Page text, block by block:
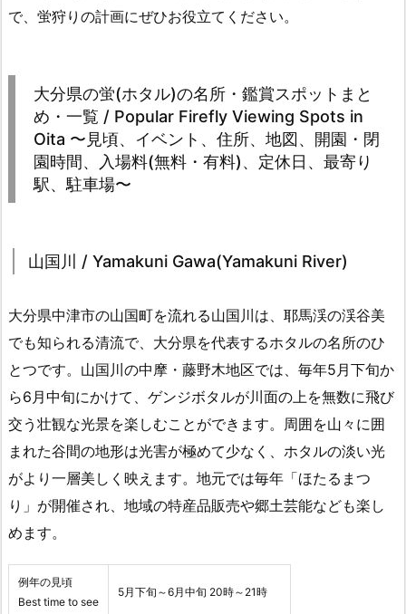
で、蛍狩りの計画にぜひお役立てください。
大分県の蛍(ホタル)の名所・鑑賞スポットまと
め・一覧 / Popular Firefly Viewing Spots in
Oita 〜見頃、イベント、住所、地図、開園・閉
園時間、入場料(無料・有料)、定休日、最寄り
駅、駐車場〜
山国川 / Yamakuni Gawa(Yamakuni River)
大分県中津市の山国町を流れる山国川は、耶馬渓の渓谷美
でも知られる清流で、大分県を代表するホタルの名所のひ
とつです。山国川の中摩・藤野木地区では、毎年5月下旬か
ら6月中旬にかけて、ゲンジボタルが川面の上を無数に飛び
交う壮観な光景を楽しむことができます。周囲を山々に囲
まれた谷間の地形は光害が極めて少なく、ホタルの淡い光
がより一層美しく映えます。地元では毎年「ほたるまつ
り」が開催され、地域の特産品販売や郷土芸能なども楽し
めます。
例年の見頃
Best time to see
5月下旬～6月中旬 20時～21時